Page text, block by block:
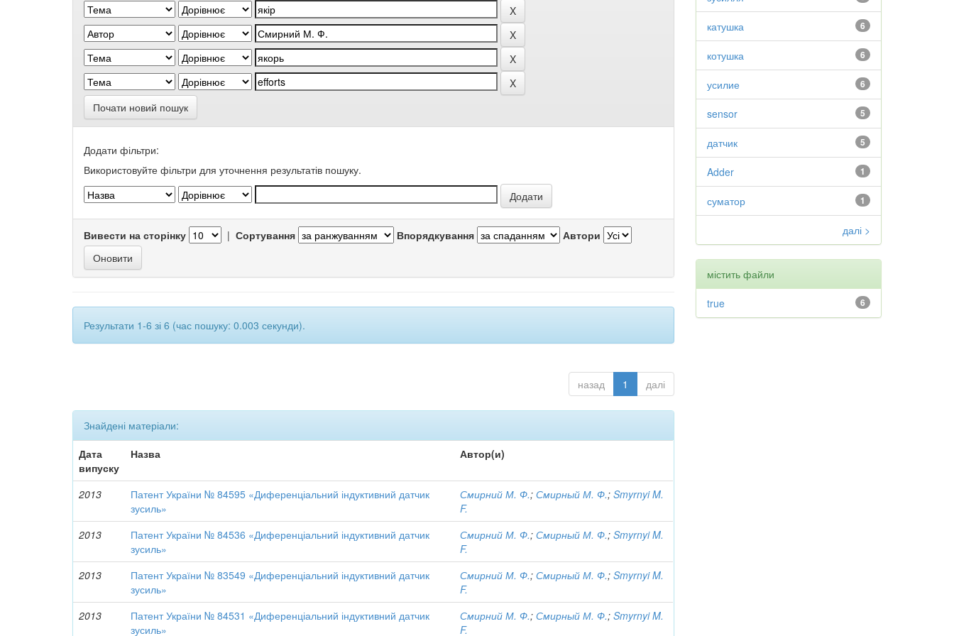
Почати новий пошук
Додати фільтри:
Використовуйте фільтри для уточнення результатів пошуку.
Вивести на сторінку | Сортування Впорядкування Автори
Результати 1-6 зі 6 (час пошуку: 0.003 секунди).
назад 1 далі
Знайдені матеріали:
Дата
випуску
Назва Автор(и)
2013
Патент України № 84595 «Диференціальний індуктивний датчик
зусиль»
Смирний М. Ф.;Смирный М. Ф.;Smyrnyi M.
F.
2013
Патент України № 84536 «Диференціальний індуктивний датчик
зусиль»
Смирний М. Ф.;Смирный М. Ф.;Smyrnyi M.
F.
2013
Патент України № 83549 «Диференціальний індуктивний датчик
зусиль»
Смирний М. Ф.;Смирный М. Ф.;Smyrnyi M.
F.
2013
Патент України № 84531 «Диференціальний індуктивний датчик
зусиль»
Смирний М. Ф.;Смирный М. Ф.;Smyrnyi M.
F.
6
катушка
6
котушка
6
усилие
5
sensor
5
датчик
1
Adder
1
суматор
далі >
містить файли
6
true